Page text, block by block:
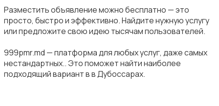
Разместить объявление можно бесплатно — это
просто, быстро и эффективно. Найдите нужную услугу
или предложите свою идею тысячам пользователей.
999pmr.md — платформа для любых услуг, даже самых
нестандартных.. Это поможет найти наиболее
подходящий вариант в в Дубоссарах.